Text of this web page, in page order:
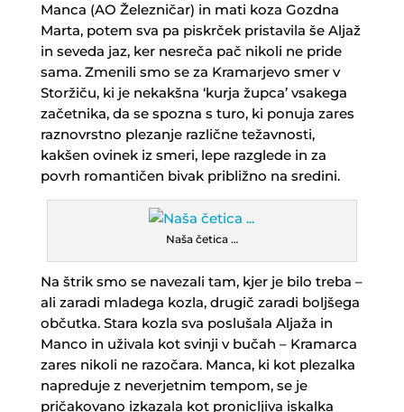
Manca (AO Železničar) in mati koza Gozdna
Marta, potem sva pa piskrček pristavila še Aljaž
in seveda jaz, ker nesreča pač nikoli ne pride
sama. Zmenili smo se za Kramarjevo smer v
Storžiču, ki je nekakšna ‘kurja župca’ vsakega
začetnika, da se spozna s turo, ki ponuja zares
raznovrstno plezanje različne težavnosti,
kakšen ovinek iz smeri, lepe razglede in za
povrh romantičen bivak približno na sredini.
Naša četica …
Na štrik smo se navezali tam, kjer je bilo treba –
ali zaradi mladega kozla, drugič zaradi boljšega
občutka. Stara kozla sva poslušala Aljaža in
Manco in uživala kot svinji v bučah – Kramarca
zares nikoli ne razočara. Manca, ki kot plezalka
napreduje z neverjetnim tempom, se je
pričakovano izkazala kot pronicljiva iskalka